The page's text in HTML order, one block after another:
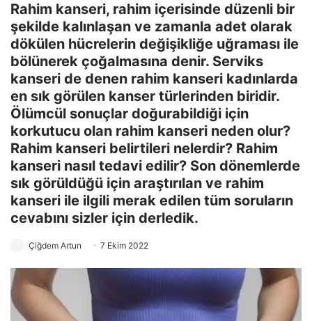
Rahim kanseri, rahim içerisinde düzenli bir
şekilde kalınlaşan ve zamanla adet olarak
dökülen hücrelerin değişikliğe uğraması ile
bölünerek çoğalmasına denir. Serviks
kanseri de denen rahim kanseri kadınlarda
en sık görülen kanser türlerinden biridir.
Ölümcül sonuçlar doğurabildiği için
korkutucu olan rahim kanseri neden olur?
Rahim kanseri belirtileri nelerdir? Rahim
kanseri nasıl tedavi edilir? Son dönemlerde
sık görüldüğü için araştırılan ve rahim
kanseri ile ilgili merak edilen tüm soruların
cevabını sizler için derledik.
Çiğdem Artun 7 Ekim 2022